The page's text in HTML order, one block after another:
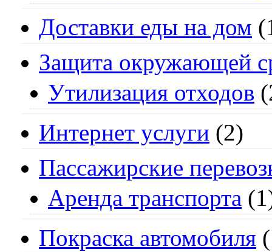
Доставки еды на дом
Защита окружающей
Утилизация отходов
Интернет услуги (2)
Пассажирские
Аренда транспорта
Покраска автомобиля